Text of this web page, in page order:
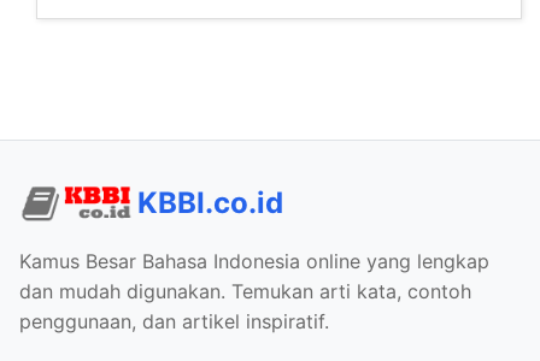
KBBI.co.id
Kamus Besar Bahasa Indonesia online yang lengkap
dan mudah digunakan. Temukan arti kata, contoh
penggunaan, dan artikel inspiratif.